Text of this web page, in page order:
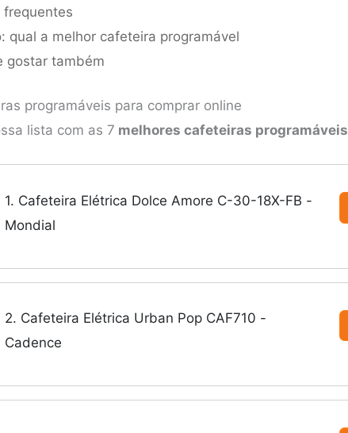
frequentes
qual a melhor cafeteira programável
gostar também
programáveis para comprar online
lista com as 7 melhores cafeteiras programáveis
1. Cafeteira Elétrica Dolce Amore C-30-18X-FB -
Mondial
2. Cafeteira Elétrica Urban Pop CAF710 -
Cadence